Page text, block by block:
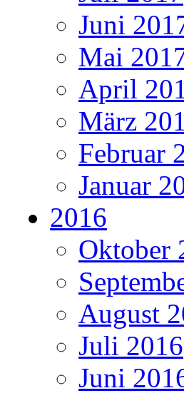
Juni
Mai
April
März
Februar
Januar
2016
Oktober
August
Juli 2016
Juni